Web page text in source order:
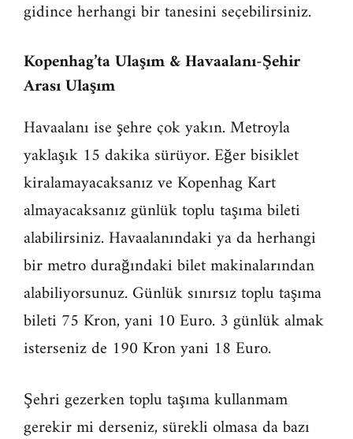
gidince herhangi bir tanesini seçebilirsiniz.
Kopenhag’ta Ulaşım & Havaalanı-Şehir
Arası Ulaşım
Havaalanı ise şehre çok yakın. Metroyla
yaklaşık 15 dakika sürüyor. Eğer bisiklet
kiralamayacaksanız ve Kopenhag Kart
almayacaksanız günlük toplu taşıma bileti
alabilirsiniz. Havaalanındaki ya da herhangi
bir metro durağındaki bilet makinalarından
alabiliyorsunuz. Günlük sınırsız toplu taşıma
bileti 75 Kron, yani 10 Euro. 3 günlük almak
isterseniz de 190 Kron yani 18 Euro.
Şehri gezerken toplu taşıma kullanmam
gerekir mi derseniz, sürekli olmasa da bazı